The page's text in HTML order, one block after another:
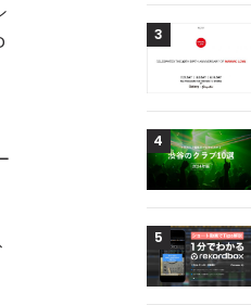
、ニューヨークの
上陸！ 「1 OAK
本木にオープン
家具や製品を開
のこだわり
3
4
5